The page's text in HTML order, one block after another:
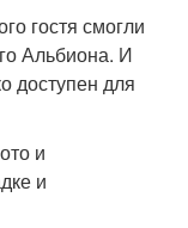
гостя смогли
Альбиона. И
доступен для